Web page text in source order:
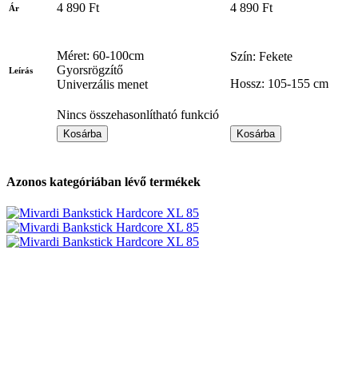
Ár 4 890 Ft 4 890 Ft
Leírás
Méret: 60-100cm
Gyorsrögzítő
Univerzális menet
Szín: Fekete
Hossz: 105-155 cm
Nincs összehasonlítható funkció
Kosárba Kosárba
Azonos kategóriában lévő termékek